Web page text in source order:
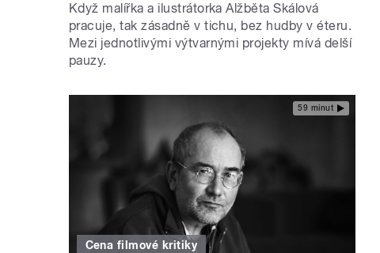
Když malířka a ilustrátorka Alžběta Skálová
pracuje, tak zásadně v tichu, bez hudby v éteru.
Mezi jednotlivými výtvarnými projekty mívá delší
pauzy.
59 minut
Cena filmové kritiky